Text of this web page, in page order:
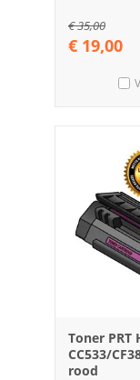
€35,00
€ 19,00
Toner PRT
CC533/
rood